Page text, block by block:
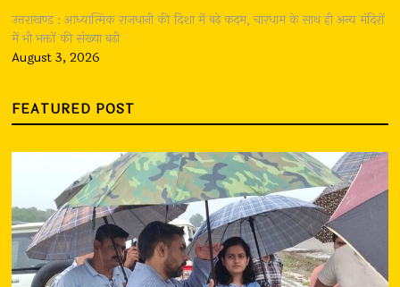
उत्तराखण्ड : आध्यात्मिक राजधानी की दिशा में बढ़े कदम, चारधाम के साथ ही अन्य मंदिरों
में भी भक्तों की संख्या बढ़ी
August 3, 2026
FEATURED POST